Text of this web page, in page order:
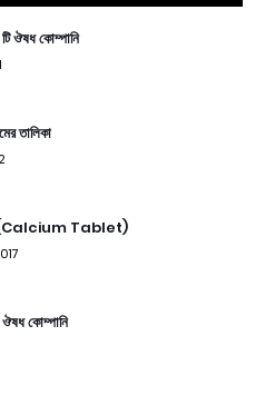
ঔষধ কোম্পানি
তালিকা
(Calcium Tablet)
ঔষধ কোম্পানি